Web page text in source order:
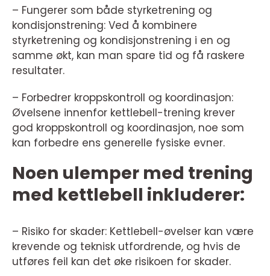
– Fungerer som både styrketrening og
kondisjonstrening: Ved å kombinere
styrketrening og kondisjonstrening i en og
samme økt, kan man spare tid og få raskere
resultater.
– Forbedrer kroppskontroll og koordinasjon:
Øvelsene innenfor kettlebell-trening krever
god kroppskontroll og koordinasjon, noe som
kan forbedre ens generelle fysiske evner.
Noen ulemper med trening
med kettlebell inkluderer:
– Risiko for skader: Kettlebell-øvelser kan være
krevende og teknisk utfordrende, og hvis de
utføres feil kan det øke risikoen for skader.